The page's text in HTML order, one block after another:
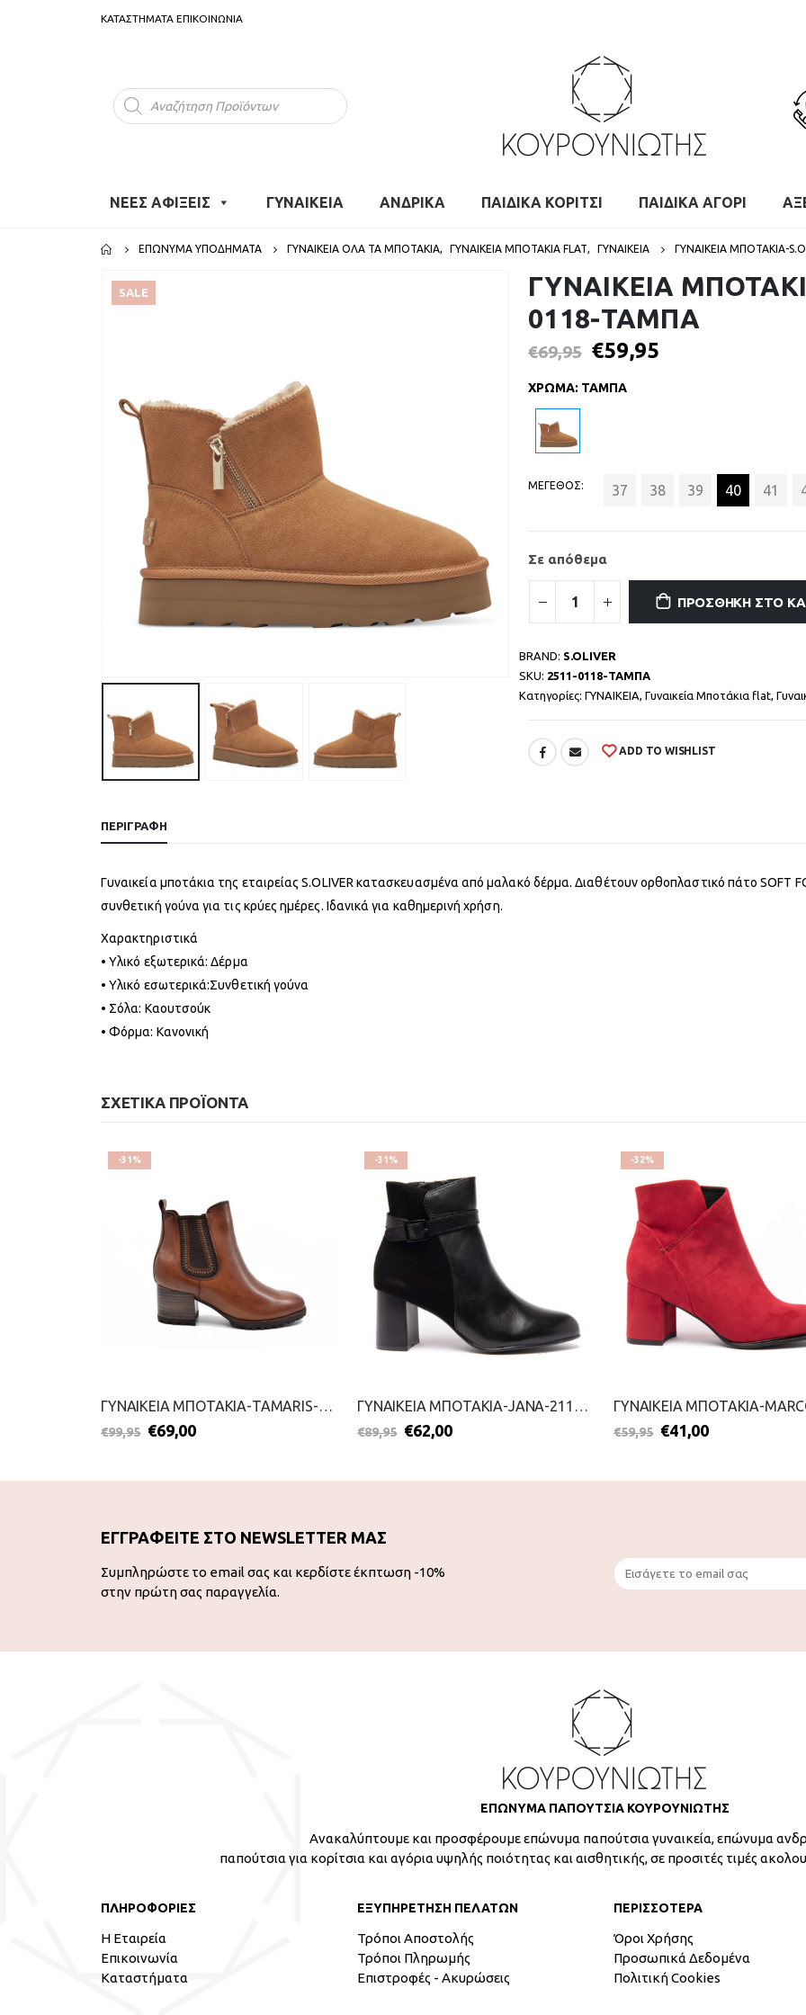
ΚΑΤΑΣΤΗΜΑΤΑ ΕΠΙΚΟΙΝΩΝΙΑ
Products
search
ΝΕΕΣ ΑΦΙΞΕΙΣ ΓΥΝΑΙΚΕΙΑ ΑΝΔΡΙΚΑ ΠΑΙΔΙΚΑ ΚΟΡΙΤΣΙ ΠΑΙΔΙΚΑ ΑΓΟΡΙ
ΕΠΏΝΥΜΑ ΥΠΟΔΉΜΑΤΑ ΓΥΝΑΙΚΕΊΑ ΌΛΑ ΤΑ ΜΠΟΤΆΚΙΑ, ΓΥΝΑΙΚΕΊΑ ΜΠΟΤΆΚΙΑ FLAT, ΓΥΝΑΙΚΕΙΑ ΓΥΝΑΙΚΕΙΑ ΜΠΟΤΑΚΙΑ-
SALE
ΓΥΝΑΙΚΕΙΑ
0118-ΤΑΜΠΑ
€69,95 €59,95
ΧΡΩΜΑ: ΤΑΜΠΑ
ΜΕΓΕΘΟΣ 37 38 39 40 41
Σε απόθεμα
ΠΡΟΣΘΉΚΗ ΣΤΟ
BRAND: S.OLIVER
SKU: 2511-0118-ΤΑΜΠΑ
Κατηγορίες: ΓΥΝΑΙΚΕΙΑ, Γυναικεία Μποτάκια flat,
ADD TO WISHLIST
ΠΕΡΙΓΡΑΦΉ
Γυναικεία μποτάκια της εταιρείας S.OLIVER κατασκευασμένα από μαλακό δέρμα. Διαθέτουν ορθοπλαστικό πάτο SOFT
συνθετική γούνα για τις κρύες ημέρες. Ιδανικά για καθημερινή χρήση.
Χαρακτηριστικά
• Υλικό εξωτερικά: Δέρμα
• Υλικό εσωτερικά:Συνθετική γούνα
• Σόλα: Καουτσούκ
• Φόρμα: Κανονική
ΣΧΕΤΙΚΆ ΠΡΟΪΌΝΤΑ
-31%
ΓΥΝΑΙΚΕΙΑ ΜΠΟΤΑΚΙΑ-TAMARIS-2111-0057-ΚΑΦΕ
€99,95 €69,00
-31%
ΓΥΝΑΙΚΕΙΑ ΜΠΟΤΑΚΙΑ-JANA-2111-0037-ΜΑΥΡΟ
€89,95 €62,00
-32%
€59,95 €41,00
ΕΓΓΡΑΦΕΙΤΕ ΣΤΟ NEWSLETTER ΜΑΣ
Συμπληρώστε το email σας και κερδίστε έκπτωση -10%
στην πρώτη σας παραγγελία.
ΕΠΩΝΥΜΑ ΠΑΠΟΥΤΣΙΑ ΚΟΥΡΟΥΝΙΩΤΗΣ
Ανακαλύπτουμε και προσφέρουμε επώνυμα παπούτσια γυναικεία, επώνυμα
παπούτσια για κορίτσια και αγόρια υψηλής ποιότητας και αισθητικής, σε προσιτές τιμές
ΠΛΗΡΟΦΟΡΙΕΣ
Η Εταιρεία
Επικοινωνία
Καταστήματα
ΕΞΥΠΗΡΕΤΗΣΗ ΠΕΛΑΤΩΝ
Τρόποι Αποστολής
Τρόποι Πληρωμής
Επιστροφές - Ακυρώσεις
ΠΕΡΙΣΣΟΤΕΡΑ
Όροι Χρήσης
Προσωπικά Δεδομένα
Πολιτική Cookies